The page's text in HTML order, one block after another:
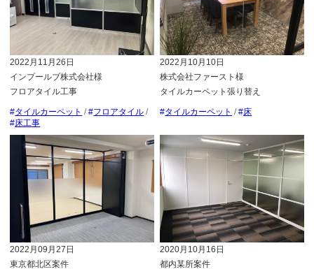
2022月11月26日
インプールブ株式会社様
フロアタイル工事
タイルカーペット / フロアタイル /
床工事
2022月10月10日
株式会社ファースト様
タイルカーペット張り替え
タイルカーペット / 床
2022月09月27日
東京都北区案件
2020月10月16日
都内某所案件